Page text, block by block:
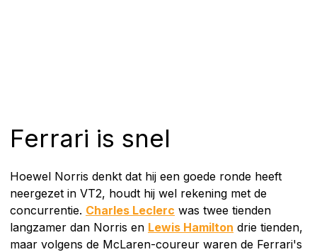
Ferrari is snel
Hoewel Norris denkt dat hij een goede ronde heeft
neergezet in VT2, houdt hij wel rekening met de
concurrentie. Charles Leclerc was twee tienden
langzamer dan Norris en Lewis Hamilton drie tienden,
maar volgens de McLaren-coureur waren de Ferrari's